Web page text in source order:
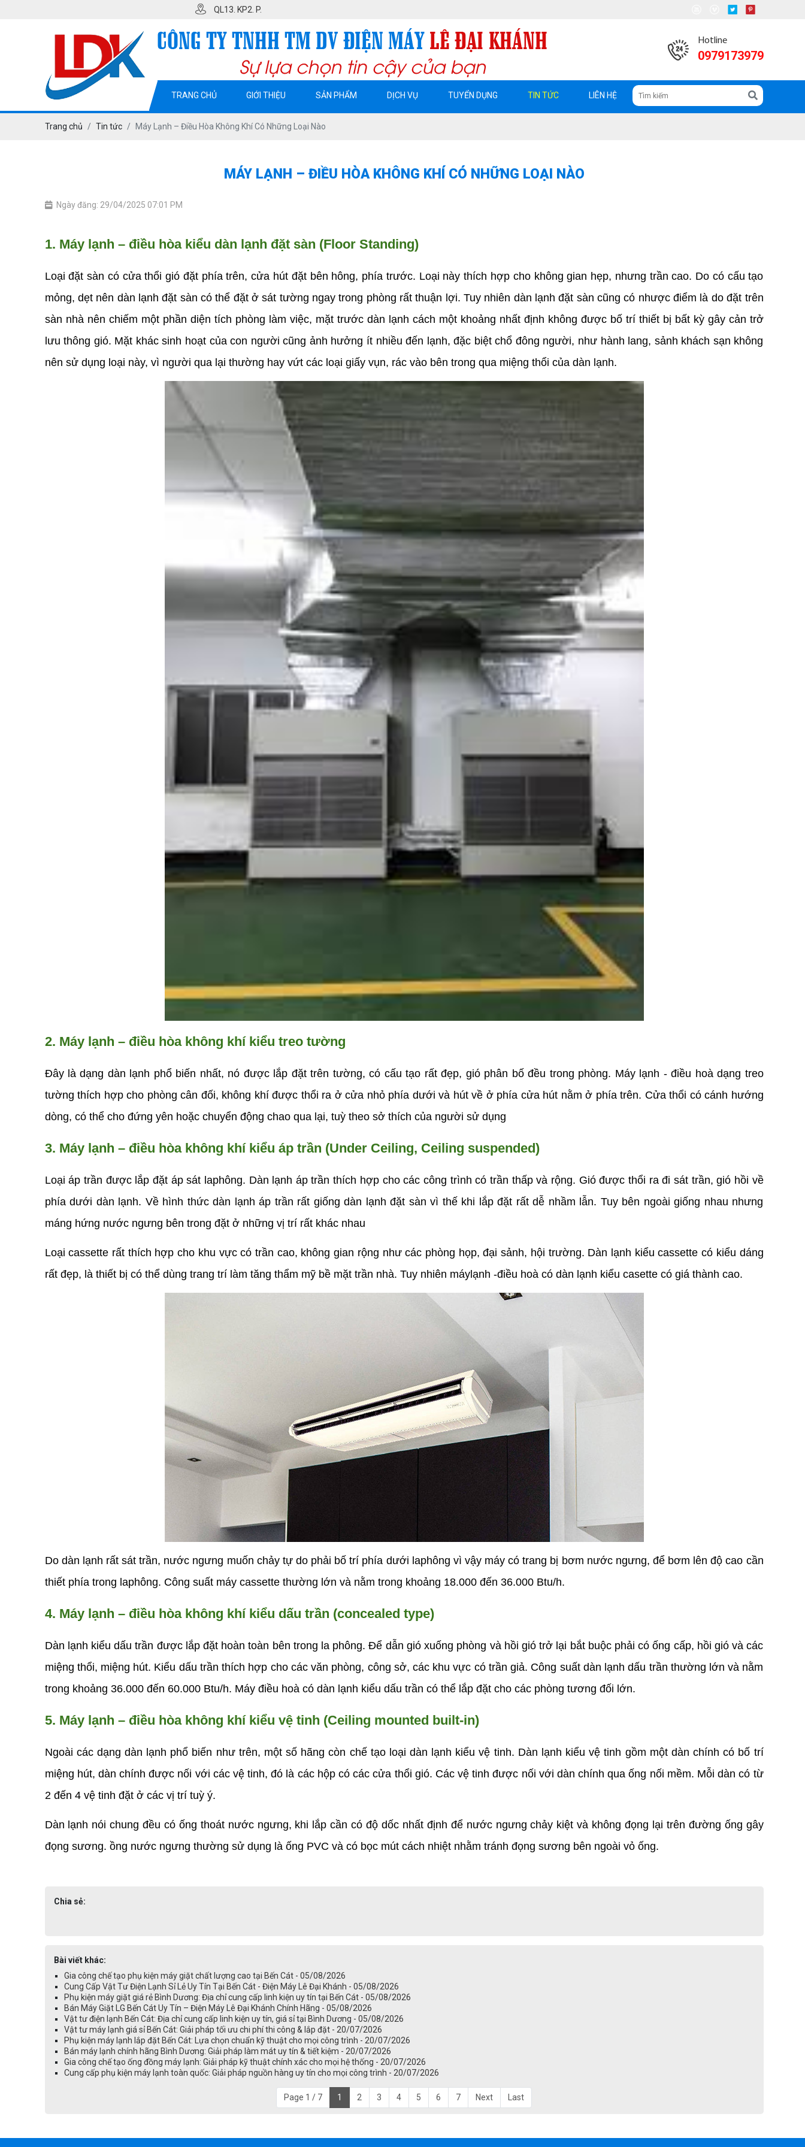
QL13. KP2. P. MỸ PHƯỚC. TX BẾN CÁT. T BÌNH DƯƠNG
Hotline
0979173979
TRANG CHỦ GIỚI THIỆU SẢN PHẨM DỊCH VỤ TUYỂN DỤNG TIN TỨC LIÊN HỆ
Trang chủ Tin tức Máy Lạnh – Điều Hòa Không Khí Có Những Loại Nào
MÁY LẠNH – ĐIỀU HÒA KHÔNG KHÍ CÓ NHỮNG LOẠI NÀO
Ngày đăng: 29/04/2025 07:01 PM
1. Máy lạnh – điều hòa kiểu dàn lạnh đặt sàn (Floor Standing)
Loại đặt sàn có cửa thổi gió đặt phía trên, cửa hút đặt bên hông, phía trước. Loại này thích hợp cho không gian hẹp, nhưng trần cao. Do có cấu tạo
mỏng, dẹt nên dàn lạnh đặt sàn có thể đặt ở sát tường ngay trong phòng rất thuận lợi. Tuy nhiên dàn lạnh đặt sàn cũng có nhược điểm là do đặt trên
sàn nhà nên chiếm một phần diện tích phòng làm việc, mặt trước dàn lạnh cách một khoảng nhất định không được bố trí thiết bị bất kỳ gây cản trở
lưu thông gió. Mặt khác sinh hoạt của con người cũng ảnh hưởng ít nhiều đến lạnh, đặc biệt chổ đông người, như hành lang, sảnh khách sạn không
nên sử dụng loại này, vì người qua lại thường hay vứt các loại giấy vụn, rác vào bên trong qua miệng thổi của dàn lạnh.
2. Máy lạnh – điều hòa không khí kiểu treo tường
Đây là dạng dàn lạnh phổ biến nhất, nó được lắp đặt trên tường, có cấu tạo rất đẹp, gió phân bố đều trong phòng. Máy lạnh - điều hoà dạng treo
tường thích hợp cho phòng cân đối, không khí được thổi ra ở cửa nhỏ phía dưới và hút về ở phía cửa hút nằm ở phía trên. Cửa thổi có cánh hướng
dòng, có thể cho đứng yên hoặc chuyển động chao qua lại, tuỳ theo sở thích của người sử dụng
3. Máy lạnh – điều hòa không khí kiểu áp trần (Under Ceiling, Ceiling suspended)
Loại áp trần được lắp đặt áp sát laphông. Dàn lạnh áp trần thích hợp cho các công trình có trần thấp và rộng. Gió được thổi ra đi sát trần, gió hồi về
phía dưới dàn lạnh. Về hình thức dàn lạnh áp trần rất giống dàn lạnh đặt sàn vì thế khi lắp đặt rất dễ nhầm lẫn. Tuy bên ngoài giống nhau nhưng
máng hứng nước ngưng bên trong đặt ở những vị trí rất khác nhau
Loại cassette rất thích hợp cho khu vực có trần cao, không gian rộng như các phòng họp, đại sảnh, hội trường. Dàn lạnh kiểu cassette có kiểu dáng
rất đẹp, là thiết bị có thể dùng trang trí làm tăng thẩm mỹ bề mặt trần nhà. Tuy nhiên máylạnh -điều hoà có dàn lạnh kiểu casette có giá thành cao.
Do dàn lạnh rất sát trần, nước ngưng muốn chảy tự do phải bố trí phía dưới laphông vì vậy máy có trang bị bơm nước ngưng, để bơm lên độ cao cần
thiết phía trong laphông. Công suất máy cassette thường lớn và nằm trong khoảng 18.000 đến 36.000 Btu/h.
4. Máy lạnh – điều hòa không khí kiểu dấu trần (concealed type)
Dàn lạnh kiểu dấu trần được lắp đặt hoàn toàn bên trong la phông. Để dẫn gió xuống phòng và hồi gió trở lại bắt buộc phải có ống cấp, hồi gió và các
miệng thổi, miệng hút. Kiểu dấu trần thích hợp cho các văn phòng, công sở, các khu vực có trần giả. Công suất dàn lạnh dấu trần thường lớn và nằm
trong khoảng 36.000 đến 60.000 Btu/h. Máy điều hoà có dàn lạnh kiểu dấu trần có thể lắp đặt cho các phòng tương đối lớn.
5. Máy lạnh – điều hòa không khí kiểu vệ tinh (Ceiling mounted built-in)
Ngoài các dạng dàn lạnh phổ biến như trên, một số hãng còn chế tạo loại dàn lạnh kiểu vệ tinh. Dàn lạnh kiểu vệ tinh gồm một dàn chính có bố trí
miệng hút, dàn chính được nối với các vệ tinh, đó là các hộp có các cửa thổi gió. Các vệ tinh được nối với dàn chính qua ống nối mềm. Mỗi dàn có từ
2 đến 4 vệ tinh đặt ở các vị trí tuỳ ý.
Dàn lạnh nói chung đều có ống thoát nước ngưng, khi lắp cần có độ dốc nhất định để nước ngưng chảy kiệt và không đọng lại trên đường ống gây
đọng sương. ồng nước ngưng thường sử dụng là ống PVC và có bọc mút cách nhiệt nhằm tránh đọng sương bên ngoài vỏ ống.
Chia sẻ:
Bài viết khác:
Gia công chế tạo phụ kiện máy giặt chất lượng cao tại Bến Cát - 05/08/2026
Cung Cấp Vật Tư Điện Lạnh Sỉ Lẻ Uy Tín Tại Bến Cát - Điện Máy Lê Đại Khánh - 05/08/2026
Phụ kiện máy giặt giá rẻ Bình Dương: Địa chỉ cung cấp linh kiện uy tín tại Bến Cát - 05/08/2026
Bán Máy Giặt LG Bến Cát Uy Tín – Điện Máy Lê Đại Khánh Chính Hãng - 05/08/2026
Vật tư điện lạnh Bến Cát: Địa chỉ cung cấp linh kiện uy tín, giá sỉ tại Bình Dương - 05/08/2026
Vật tư máy lạnh giá sỉ Bến Cát: Giải pháp tối ưu chi phí thi công & lắp đặt - 20/07/2026
Phụ kiện máy lạnh lắp đặt Bến Cát: Lựa chọn chuẩn kỹ thuật cho mọi công trình - 20/07/2026
Bán máy lạnh chính hãng Bình Dương: Giải pháp làm mát uy tín & tiết kiệm - 20/07/2026
Gia công chế tạo ống đồng máy lạnh: Giải pháp kỹ thuật chính xác cho mọi hệ thống - 20/07/2026
Cung cấp phụ kiện máy lạnh toàn quốc: Giải pháp nguồn hàng uy tín cho mọi công trình - 20/07/2026
Page 1 / 7 1 2 3 4 5 6 7 Next Last